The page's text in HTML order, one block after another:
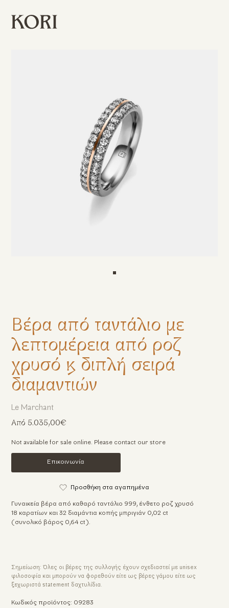
Le Marchant
Από 5.035,00€
Not available for sale online. Please contact our store
Επικοινωνία
Προσθήκη στα αγαπημένα
Γυναικεία βέρα από καθαρό ταντάλιο 999, ένθετο ροζ χρυσό
18 καρατίων και 32 διαμάντια κοπής μπριγιάν 0,02 ct
(συνολικό βάρος 0,64 ct).
Σημείωση: Όλες οι βέρες της συλλογής έχουν σχεδιαστεί με unisex
φιλοσοφία και μπορούν να φορεθούν είτε ως βέρες γάμου είτε ως
ξεχωριστά statement δαχτυλίδια.
Κωδικός προϊόντος: 09283
Βέρα από ταντάλιο με
λεπτομέρεια από ροζ
χρυσό & διπλή σειρά
διαμαντιών